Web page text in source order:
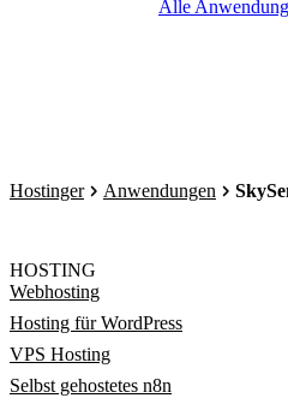
Alle
Hostinger Anwendungen
HOSTING
Webhosting
Hosting für WordPress
VPS Hosting
Selbst gehostetes n8n